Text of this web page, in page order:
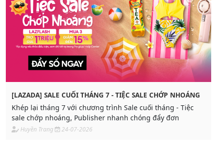
[LAZADA] SALE CUỐI THÁNG 7 - TIỆC SALE CHỚP NHOÁNG
Khép lại tháng 7 với chương trình Sale cuối tháng - Tiệc
sale chớp nhoáng, Publisher nhanh chóng đẩy đơn
Huyền Trang 24-07-2026